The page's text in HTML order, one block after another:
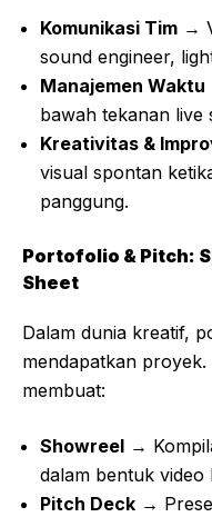
Komunikasi Tim →
sound engineer,
Manajemen Waktu
bawah tekanan live
Kreativitas &
visual spontan
panggung.
Portofolio & Pitch:
Sheet
Dalam dunia kreatif,
mendapatkan
membuat:
Showreel →
dalam bentuk video
Pitch Deck →